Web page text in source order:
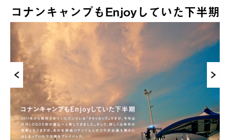
コナンキャンプもEnjoyしていた下半期